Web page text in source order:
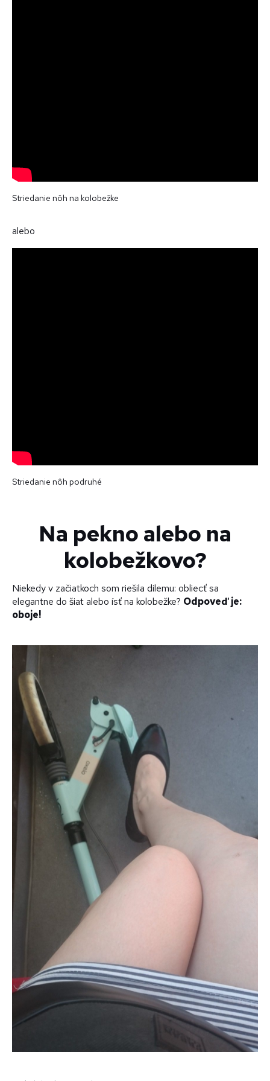
Striedanie nôh na kolobežke
alebo
Striedanie nôh podruhé
Na pekno alebo na
kolobežkovo?
Niekedy v začiatkoch som riešila dilemu: obliecť sa
elegantne do šiat alebo ísť na kolobežke? Odpoveď je:
oboje!